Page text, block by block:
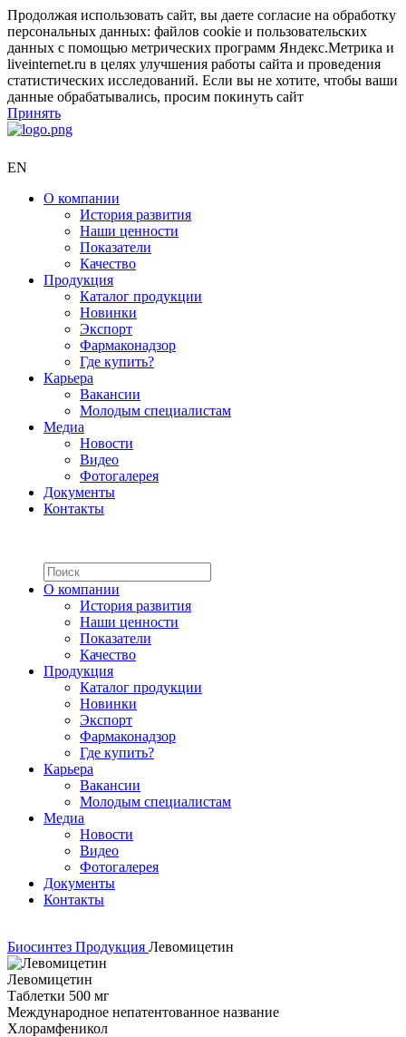
Продолжая использовать сайт, вы даете согласие на обработку
персональных данных: файлов cookie и пользовательских
данных с помощью метрических программ Яндекс.Метрика и
liveinternet.ru в целях улучшения работы сайта и проведения
статистических исследований. Если вы не хотите, чтобы ваши
данные обрабатывались, просим покинуть сайт
Принять
EN
О компании
История развития
Наши ценности
Показатели
Качество
Продукция
Каталог продукции
Новинки
Экспорт
Фармаконадзор
Где купить?
Карьера
Вакансии
Молодым специалистам
Медиа
Новости
Видео
Фотогалерея
Документы
Контакты
О компании
История развития
Наши ценности
Показатели
Качество
Продукция
Каталог продукции
Новинки
Экспорт
Фармаконадзор
Где купить?
Карьера
Вакансии
Молодым специалистам
Медиа
Новости
Видео
Фотогалерея
Документы
Контакты
Биосинтез Продукция Левомицетин
Левомицетин
Таблетки 500 мг
Международное непатентованное название
Хлорамфеникол